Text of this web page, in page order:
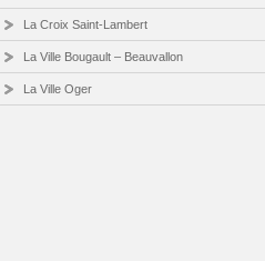
La Croix Saint-Lambert
La Ville Bougault – Beauvallon
La Ville Oger